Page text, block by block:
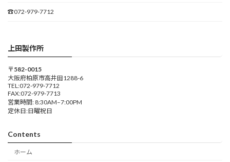
☎072-979-7712
上田製作所
〒582-0015
大阪府柏原市高井田1288-6
TEL:072-979-7712
FAX:072-979-7713
営業時間: 8:30AM–7:00PM
定休日:日曜祝日
Contents
ホーム